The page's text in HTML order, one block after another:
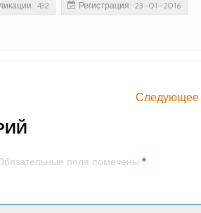
432 Регистрация: 23-01-2016
Следующее
поля помечены*